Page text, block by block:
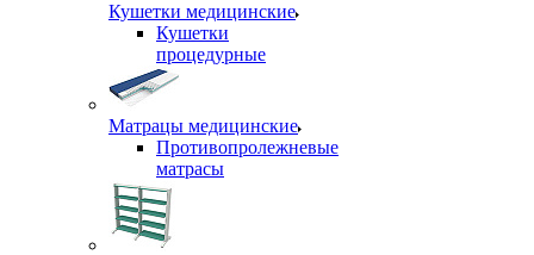
Кушетки медицинские
Кушетки
процедурные
Матрацы медицинские
Противопролежневые
матрасы